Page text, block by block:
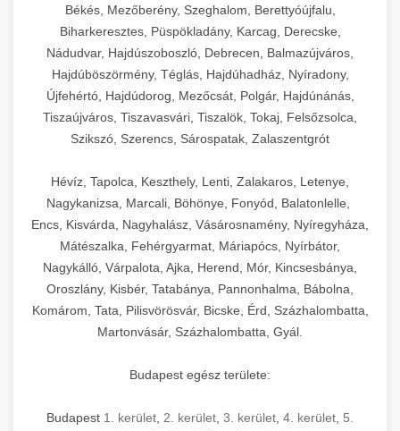
Békés, Mezőberény, Szeghalom, Berettyóújfalu,
Biharkeresztes, Püspökladány, Karcag, Derecske,
Nádudvar, Hajdúszoboszló, Debrecen, Balmazújváros,
Hajdúböszörmény, Téglás, Hajdúhadház, Nyíradony,
Újfehértó, Hajdúdorog, Mezőcsát, Polgár, Hajdúnánás,
Tiszaújváros, Tiszavasvári, Tiszalök, Tokaj, Felsőzsolca,
Szikszó, Szerencs, Sárospatak, Zalaszentgrót
Hévíz, Tapolca, Keszthely, Lenti, Zalakaros, Letenye,
Nagykanizsa, Marcali, Böhönye, Fonyód, Balatonlelle,
Encs, Kisvárda, Nagyhalász, Vásárosnamény, Nyíregyháza,
Mátészalka, Fehérgyarmat, Máriapócs, Nyírbátor,
Nagykálló, Várpalota, Ajka, Herend, Mór, Kincsesbánya,
Oroszlány, Kisbér, Tatabánya, Pannonhalma, Bábolna,
Komárom, Tata, Pilisvörösvár, Bicske, Érd, Százhalombatta,
Martonvásár, Százhalombatta, Gyál.
Budapest egész területe:
Budapest 1. kerület 2. kerület 3. kerület 4. kerület 5.